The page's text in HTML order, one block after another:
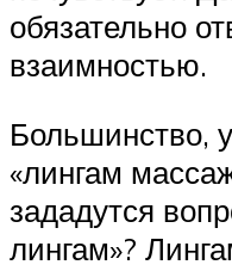
обязательно
взаимностью.
Большинство,
«лингам
зададутся
лингам»?